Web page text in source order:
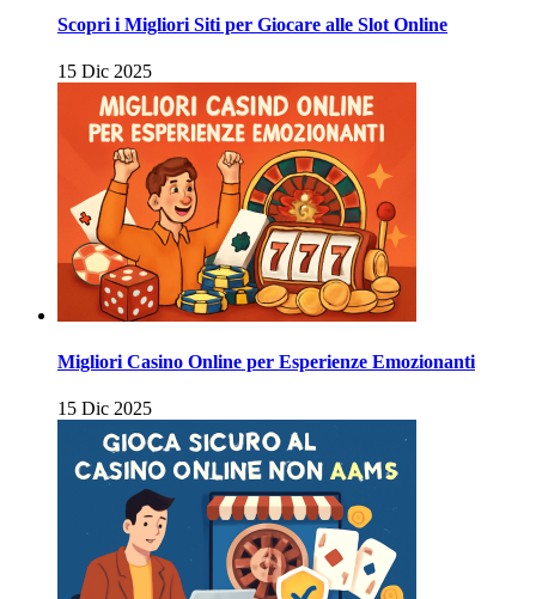
Scopri i Migliori Siti per Giocare alle Slot Online
15 Dic 2025
Migliori Casino Online per Esperienze Emozionanti
15 Dic 2025